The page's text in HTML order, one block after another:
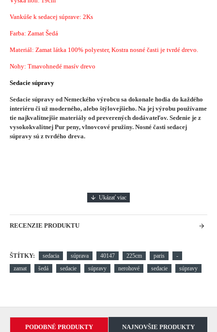
Vankúše k sedacej súprave: 2Ks
Farba: Zamat Šedá
Materiál: Zamat látka 100% polyester, Kostra nosné časti je tvrdé drevo.
Nohy: Tmavohnedé masív drevo
Sedacie súpravy
Sedacie súpravy od Nemeckého výrobcu sa dokonale hodia do každého
interiéru či už moderného, alebo štýlovejšieho. Na jej výrobu používame
tie najkvalitnejšie materiály od preverených dodávateľov. Sedenie je z
vysokokvalitnej Pur peny, vlnovcové pružiny. Nosné časti sedacej
súpravy sú z tvrdého dreva.
RECENZIE PRODUKTU
ŠTÍTKY: sedacia súprava 40147 225cm paris
-
zamat
šedá sedacie súpravy nerohové sedacie súpravy
PODOBNÉ PRODUKTY NAJNOVŠIE PRODUKTY